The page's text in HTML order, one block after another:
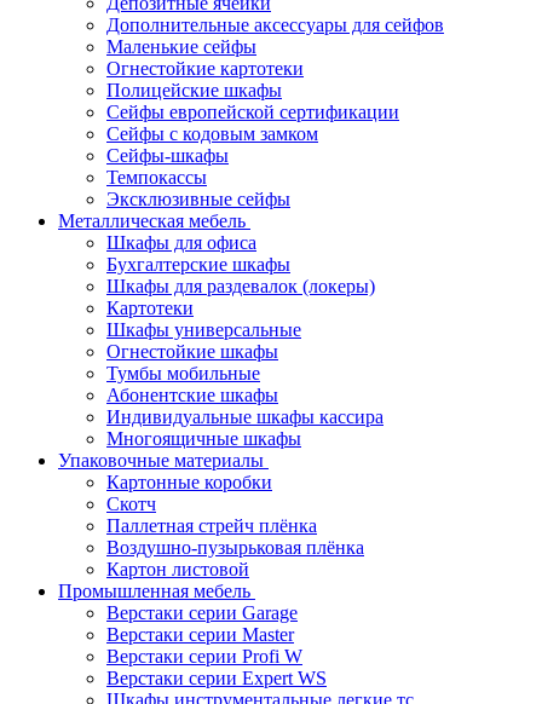
Дополнительные аксессуары для сейфов
Маленькие сейфы
Огнестойкие картотеки
Полицейские шкафы
Сейфы европейской сертификации
Сейфы с кодовым замком
Сейфы-шкафы
Темпокассы
Эксклюзивные сейфы
Металлическая мебель
Шкафы для офиса
Бухгалтерские шкафы
Шкафы для раздевалок (локеры)
Картотеки
Шкафы универсальные
Огнестойкие шкафы
Тумбы мобильные
Абонентские шкафы
Индивидуальные шкафы кассира
Многоящичные шкафы
Упаковочные материалы
Картонные коробки
Скотч
Паллетная стрейч плёнка
Воздушно-пузырьковая плёнка
Картон листовой
Промышленная мебель
Верстаки серии Garage
Верстаки серии Master
Верстаки серии Profi W
Верстаки серии Expert WS
Шкафы инструментальные легкие тс